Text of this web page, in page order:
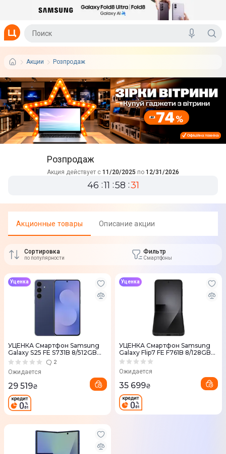
Акции Розпродаж
Розпродаж
Акция действует с 11/20/2025 по 12/31/2026
46 11 58 30
Акционные товары Описание акции
Сортировка
по популярности
Фильтр
Смартфоны
УЦЕНКА Смартфон Samsung
Galaxy S25 FE S731B 8/512GB
(Navy)
2
Ожидается
Уценка
29 519₴
УЦЕНКА Смартфон Samsung
Galaxy Flip7 FE F761B 8/128GB
(Black)
Ожидается
Уценка
35 699₴